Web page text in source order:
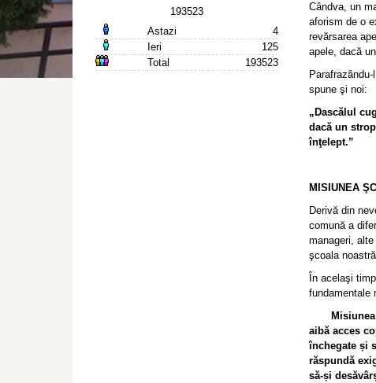
193523
Astazi
4
Ieri
125
Total
193523
Cândva, un
aforism de o
revărsarea
apele, dacă
spune şi noi:
„Dascălul
dacă un
înţelept.”
MISIUNEA
Derivă din
comună a
manageri,
şcoala
În acelaşi
fundamentale
Misiunea
aibă acces
închegate și
răspundă
să-și